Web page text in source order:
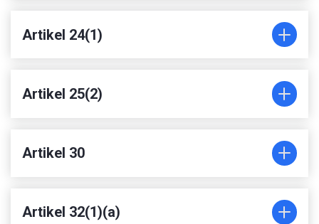
Artikel 24(1)
Artikel 25(2)
Artikel 30
Artikel 32(1)(a)